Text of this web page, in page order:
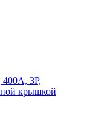
400А, 3P,
крышкой